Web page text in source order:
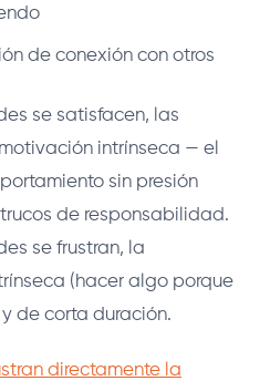
de conexión con otros
se satisfacen, las
intrínseca — el
sin presión
de responsabilidad.
se frustran, la
(hacer algo porque
de corta duración.
directamente la